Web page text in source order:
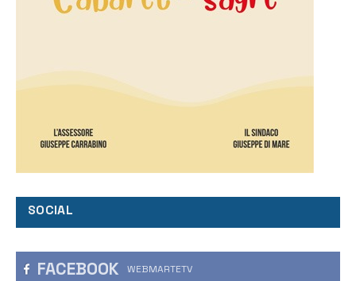
SOCIAL
FACEBOOK WEBMARTETV